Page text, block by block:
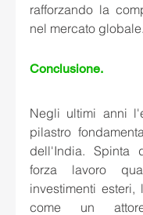
rafforzando la
nel mercato globale.
Conclusione.
Negli ultimi anni
pilastro
dell'India. Spinta
forza lavoro
investimenti
come un